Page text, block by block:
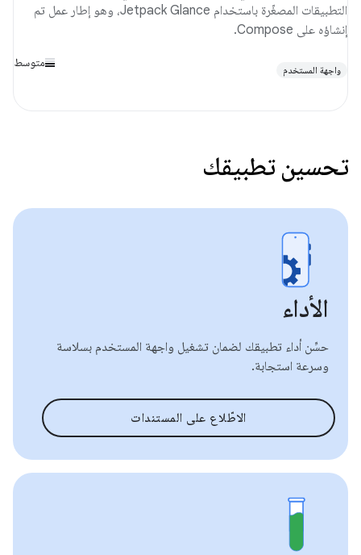
التطبيقات المصغّرة باستخدام Jetpack Glance، وهو إطار عمل تم
إنشاؤه على Compose.
واجهة المستخدم
متوسط
تحسين تطبيقك
الأداء
حسِّن أداء تطبيقك لضمان تشغيل واجهة المستخدم بسلاسة
وسرعة استجابة.
الاطّلاع على المستندات